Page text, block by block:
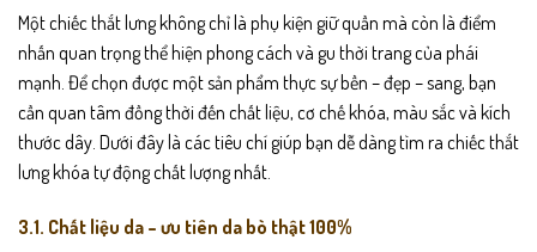
Một chiếc thắt lưng không chỉ là phụ kiện giữ quần mà còn là điểm
nhấn quan trọng thể hiện phong cách và gu thời trang của phái
mạnh. Để chọn được một sản phẩm thực sự bền – đẹp – sang, bạn
cần quan tâm đồng thời đến chất liệu, cơ chế khóa, màu sắc và kích
thước dây. Dưới đây là các tiêu chí giúp bạn dễ dàng tìm ra chiếc thắt
lưng khóa tự động chất lượng nhất.
3.1. Chất liệu da – ưu tiên da bò thật 100%